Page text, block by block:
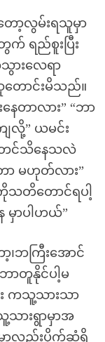
ော့လွမ်းရသူမှာ
က် ရည်စူးပြီး
ားလေရာ
တောင်းမိသည်။
ေတာလား” “ဘာ
လို့” ယမင်း
တင်သိနေသလဲ
ာ မဟုတ်လား”
တိတောင်ရပါ့
မှာပါဟယ်”
၊ဘကြီးအောင်
ာတူနိုင်ပါ့မ
း ကသူ့သားသာ
ားရွာမှာအ
မှာလည်းပိုက်ဆံရှိ